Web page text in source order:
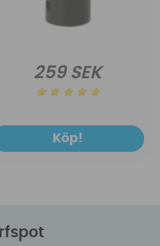
259 SEK
Köp!